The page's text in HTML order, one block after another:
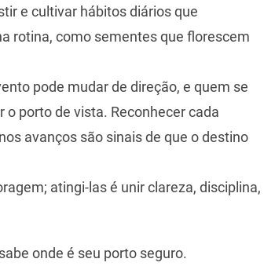
e cultivar hábitos diários que
rotina, como sementes que florescem
pode mudar de direção, e quem se
porto de vista. Reconhecer cada
avanços são sinais de que o destino
atingi-las é unir clareza, disciplina,
onde é seu porto seguro.